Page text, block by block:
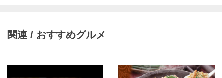
関連 / おすすめグルメ